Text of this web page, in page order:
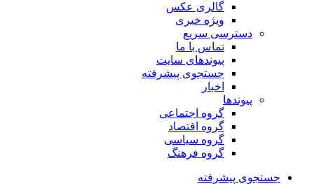
گالری عکس
ویژه خبری
دسترسی سریع
تماس با ما
پیوندهای سایت
جستجوی پیشرفته
اخبار
پیوندها
گروه اجتماعی
گروه اقتصاد
گروه سیاسی
گروه فرهنگ
جستجوی پیشرفته